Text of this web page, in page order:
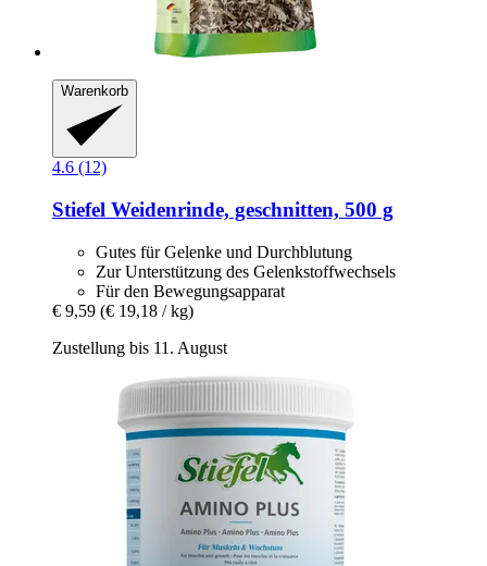
Warenkorb
4.6 (12)
Stiefel Weidenrinde, geschnitten, 500 g
Gutes für Gelenke und Durchblutung
Zur Unterstützung des Gelenkstoffwechsels
Für den Bewegungsapparat
€ 9,59 (€ 19,18 / kg)
Zustellung bis 11. August